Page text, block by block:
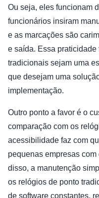
Ou seja, eles funcionam
funcionários insiram
e as marcações são
e saída. Essa
tradicionais sejam uma
que desejam uma
implementação.
Outro ponto a favor é o
comparação com os
acessibilidade faz com
pequenas empresas
disso, a manutenção
os relógios de ponto
de software constantes,